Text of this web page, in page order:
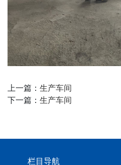
上一篇： 生产车间
下一篇： 生产车间
栏目导航